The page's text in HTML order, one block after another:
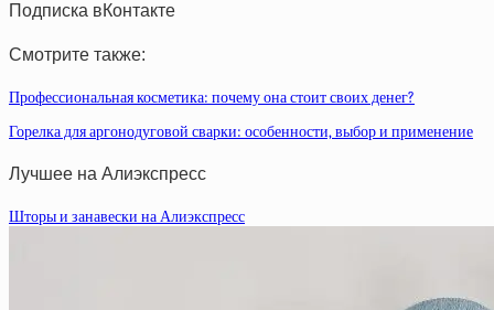
Подписка вКонтакте
Смотрите также:
Профессиональная косметика: почему она стоит своих денег?
Горелка для аргонодуговой сварки: особенности, выбор и применение
Лучшее на Алиэкспресс
Шторы и занавески на Алиэкспресс